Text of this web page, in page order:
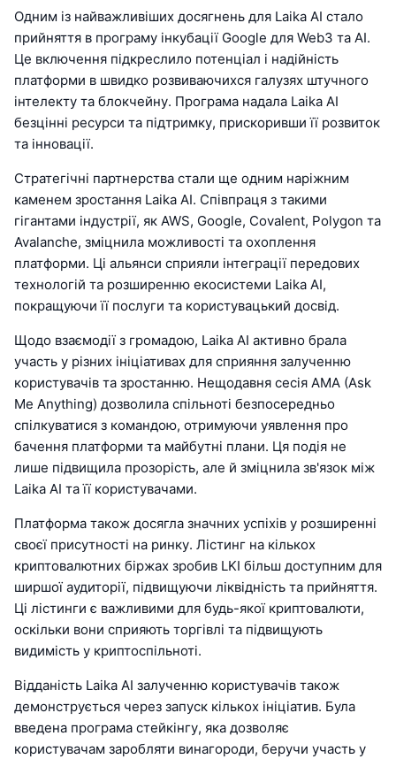
Одним із найважливіших досягнень для Laika AI стало
прийняття в програму інкубації Google для Web3 та AI.
Це включення підкреслило потенціал і надійність
платформи в швидко розвиваючихся галузях штучного
інтелекту та блокчейну. Програма надала Laika AI
безцінні ресурси та підтримку, прискоривши її розвиток
та інновації.
Стратегічні партнерства стали ще одним наріжним
каменем зростання Laika AI. Співпраця з такими
гігантами індустрії, як AWS, Google, Covalent, Polygon та
Avalanche, зміцнила можливості та охоплення
платформи. Ці альянси сприяли інтеграції передових
технологій та розширенню екосистеми Laika AI,
покращуючи її послуги та користувацький досвід.
Щодо взаємодії з громадою, Laika AI активно брала
участь у різних ініціативах для сприяння залученню
користувачів та зростанню. Нещодавня сесія AMA (Ask
Me Anything) дозволила спільноті безпосередньо
спілкуватися з командою, отримуючи уявлення про
бачення платформи та майбутні плани. Ця подія не
лише підвищила прозорість, але й зміцнила зв'язок між
Laika AI та її користувачами.
Платформа також досягла значних успіхів у розширенні
своєї присутності на ринку. Лістинг на кількох
криптовалютних біржах зробив LKI більш доступним для
ширшої аудиторії, підвищуючи ліквідність та прийняття.
Ці лістинги є важливими для будь-якої криптовалюти,
оскільки вони сприяють торгівлі та підвищують
видимість у криптоспільноті.
Відданість Laika AI залученню користувачів також
демонструється через запуск кількох ініціатив. Була
введена програма стейкінгу, яка дозволяє
користувачам заробляти винагороди, беручи участь у